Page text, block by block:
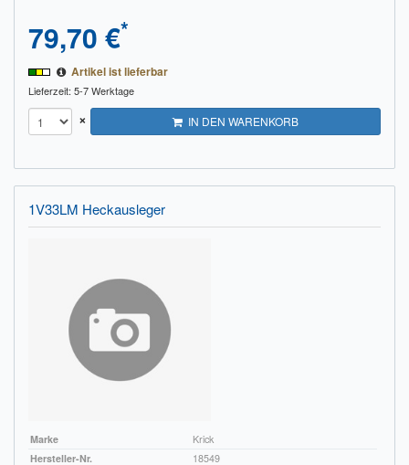
79,70 €*
Artikel ist lieferbar
Lieferzeit: 5-7 Werktage
× IN DEN WARENKORB
1V33LM Heckausleger
Marke
Krick
Hersteller-Nr.
18549